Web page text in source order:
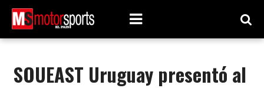
SOUEAST Uruguay presentó al